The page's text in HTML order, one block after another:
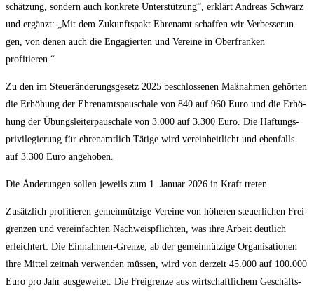
schät­zung, son­dern auch kon­kre­te Unter­stüt­zung“, erklärt Andre­as Schwarz
und ergänzt: „Mit dem Zukunfts­pakt Ehren­amt schaf­fen wir Ver­bes­se­run­
gen, von denen auch die Enga­gier­ten und Ver­ei­ne in Ober­fran­ken
profitieren.“
Zu den im Steu­er­än­de­rungs­ge­setz 2025 beschlos­se­nen Maß­nah­men gehör­ten
die Erhö­hung der Ehren­amts­pau­scha­le von 840 auf 960 Euro und die Erhö­
hung der Übungs­lei­ter­pau­scha­le von 3.000 auf 3.300 Euro. Die Haf­tungs­
pri­vi­le­gie­rung für ehren­amt­lich Täti­ge wird ver­ein­heit­licht und eben­falls
auf 3.300 Euro angehoben.
Die Ände­run­gen sol­len jeweils zum 1. Janu­ar 2026 in Kraft treten.
Zusätz­lich pro­fi­tie­ren gemein­nüt­zi­ge Ver­ei­ne von höhe­ren steu­er­li­chen Frei­
gren­zen und ver­ein­fach­ten Nach­weis­pflich­ten, was ihre Arbeit deut­lich
erleich­tert: Die Ein­nah­men-Gren­ze, ab der gemein­nüt­zi­ge Orga­ni­sa­tio­nen
ihre Mit­tel zeit­nah ver­wen­den müs­sen, wird von der­zeit 45.000 auf 100.000
Euro pro Jahr aus­ge­wei­tet. Die Frei­gren­ze aus wirt­schaft­li­chem Geschäfts­